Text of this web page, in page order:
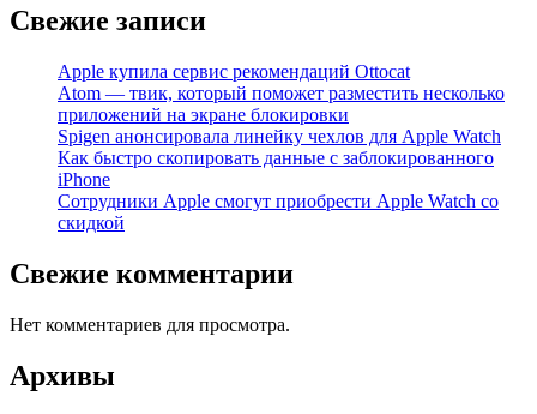
Свежие записи
Apple купила сервис рекомендаций Ottocat
Atom — твик, который поможет разместить несколько
приложений на экране блокировки
Spigen анонсировала линейку чехлов для Apple Watch
Как быстро скопировать данные с заблокированного
iPhone
Сотрудники Apple смогут приобрести Apple Watch со
скидкой
Свежие комментарии
Нет комментариев для просмотра.
Архивы